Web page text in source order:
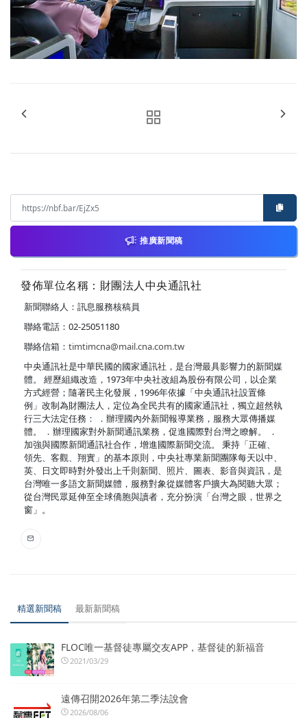
推廣新聞稿
發佈單位名稱：財團法人中央通訊社
新聞聯絡人：訊息服務核稿員
聯絡電話：02-25051180
聯絡信箱： timtimcna@mail.cna.com.tw
中央通訊社是中華民國的國家通訊社，是台灣最具影響力的新聞媒
體。 經歷組織改造，1973年中央社改組為股份有限公司，以企業
方式經營；隨著民主化發展，1996年依據「中央通訊社設置條
例」改制為財團法人，定位為全民共有的國家通訊社，獨立超然執
行三大法定任務： ．辦理國內外新聞報導業務，服務大眾傳播媒
體。 ．辦理國家對外新聞通訊業務，促進國際對台灣之瞭解。 ．
加強與國際新聞通訊社合作，增進國際新聞交流。 秉持「正確、
領先、客觀、翔實」的基本原則，中央社專業新聞團隊每天以中、
英、日文即時對外發出上千則新聞、照片、圖表、影音與資訊，是
台灣唯一多語文新聞媒體，服務對象從媒體客戶擴大為閱聽大眾；
從台灣民眾延伸至全球僑胞與讀者，充分扮演「台灣之眼，世界之
窗」。
精選新聞稿 最新新聞稿
FLOC唯一基督徒專屬交友APP，基督徒的新福音
2021/03/29
遠傳召開2026年第二季法說會
2026/08/06